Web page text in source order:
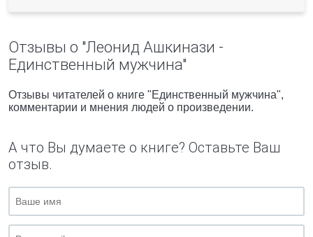
Отзывы о "Леонид Ашкинази -
Единственный мужчина"
Отзывы читателей о книге "Единственный мужчина",
комментарии и мнения людей о произведении.
А что Вы думаете о книге? Оставьте Ваш
отзыв.